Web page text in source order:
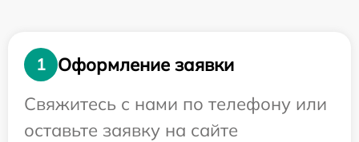
1
Оформление заявки
Свяжитесь с нами по телефону или
оставьте заявку на сайте